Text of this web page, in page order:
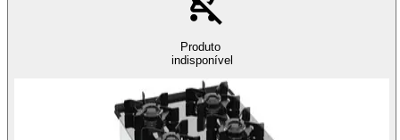
Produto
indisponível